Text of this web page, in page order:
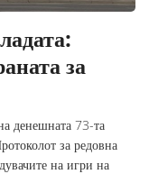
за
денешната 73-та
за редовна
на игри на